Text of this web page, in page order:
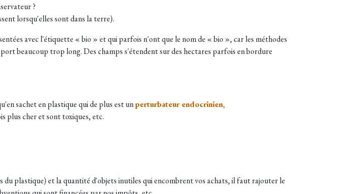
?
lorsqu'elles sont dans la terre).
avec l'étiquette « bio » et qui parfois n'ont que le nom de « bio », car les méthodes
beaucoup trop long. Des champs s'étendent sur des hectares parfois en bordure
sachet en plastique qui de plus est unperturbateur endocrinien,
plus cher et sont toxiques, etc.
du plastique) et la quantité d'objets inutiles qui encombrent vos achats, il faut rajouter le